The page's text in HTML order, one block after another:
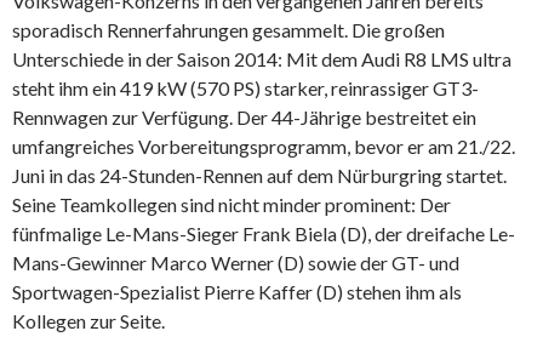
sporadisch Rennerfahrungen gesammelt. Die großen
Unterschiede in der Saison 2014: Mit dem Audi R8 LMS ultra
steht ihm ein 419 kW (570 PS) starker, reinrassiger GT3-
Rennwagen zur Verfügung. Der 44-Jährige bestreitet ein
umfangreiches Vorbereitungsprogramm, bevor er am 21./22.
Juni in das 24-Stunden-Rennen auf dem Nürburgring startet.
Seine Teamkollegen sind nicht minder prominent: Der
fünfmalige Le-Mans-Sieger Frank Biela (D), der dreifache Le-
Mans-Gewinner Marco Werner (D) sowie der GT- und
Sportwagen-Spezialist Pierre Kaffer (D) stehen ihm als
Kollegen zur Seite.